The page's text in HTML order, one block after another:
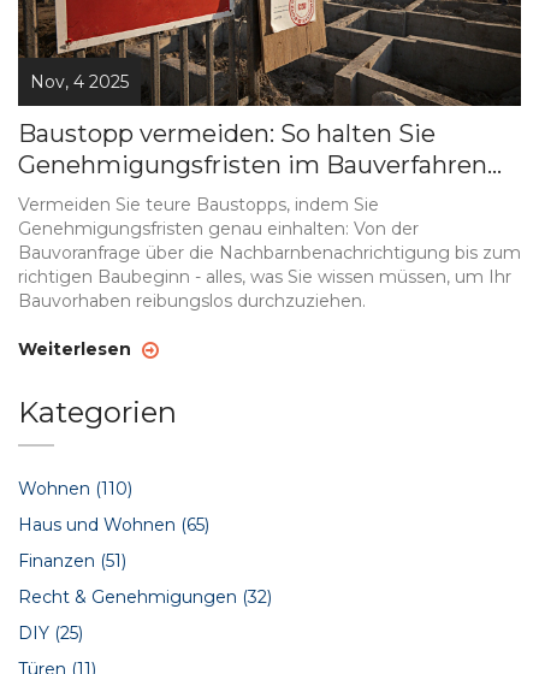
Nov, 4 2025
Baustopp vermeiden: So halten Sie
Genehmigungsfristen im Bauverfahren
ein
Vermeiden Sie teure Baustopps, indem Sie
Genehmigungsfristen genau einhalten: Von der
Bauvoranfrage über die Nachbarnbenachrichtigung bis zum
richtigen Baubeginn - alles, was Sie wissen müssen, um Ihr
Bauvorhaben reibungslos durchzuziehen.
Weiterlesen
Kategorien
Wohnen (110)
Haus und Wohnen (65)
Finanzen (51)
Recht & Genehmigungen (32)
DIY (25)
Türen (11)